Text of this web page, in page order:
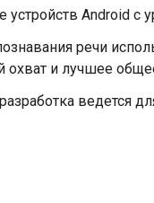
устройств Android
речи
и лучшее
ведется